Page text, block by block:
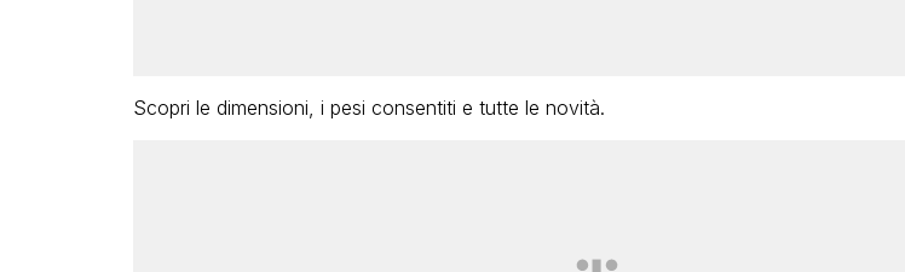
Scopri le dimensioni, i pesi consentiti e tutte le novità.